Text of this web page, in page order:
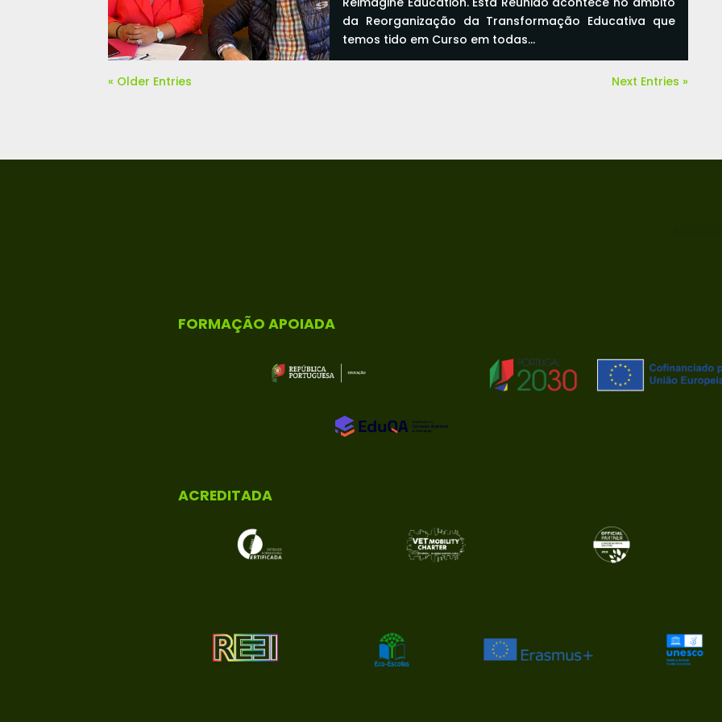
da Reorganização da Transformação Educativa que
temos tido em Curso em todas...
read more
« Older Entries
Next Entries »
FORMAÇÃO APOIADA
ACREDITADA